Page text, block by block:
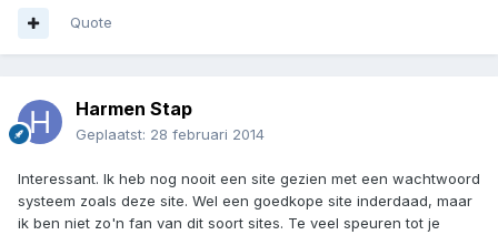
Quote
Harmen Stap
Geplaatst: 28 februari 2014
Interessant. Ik heb nog nooit een site gezien met een wachtwoord
systeem zoals deze site. Wel een goedkope site inderdaad, maar
ik ben niet zo'n fan van dit soort sites. Te veel speuren tot je